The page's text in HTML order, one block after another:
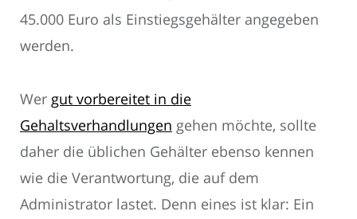
45.000 Euro als Einstiegsgehälter angegeben
werden.
Wer gut vorbereitet in die
Gehaltsverhandlungen gehen möchte, sollte
daher die üblichen Gehälter ebenso kennen
wie die Verantwortung, die auf dem
Administrator lastet. Denn eines ist klar: Ein